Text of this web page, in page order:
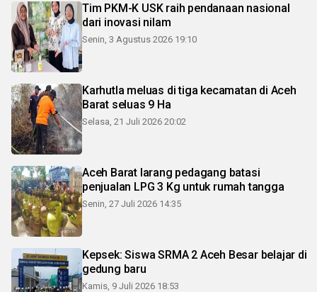
Tim PKM-K USK raih pendanaan nasional
dari inovasi nilam
Senin, 3 Agustus 2026 19:10
Karhutla meluas di tiga kecamatan di Aceh
Barat seluas 9 Ha
Selasa, 21 Juli 2026 20:02
Aceh Barat larang pedagang batasi
penjualan LPG 3 Kg untuk rumah tangga
Senin, 27 Juli 2026 14:35
Kepsek: Siswa SRMA 2 Aceh Besar belajar di
gedung baru
Kamis, 9 Juli 2026 18:53